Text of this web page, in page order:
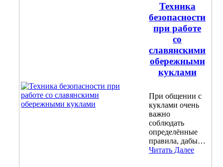
Техника
безопасности
при работе
со
славянскими
обережными
куклами
При общении с
куклами очень
важно
соблюдать
определённые
правила, дабы…
Читать Далее